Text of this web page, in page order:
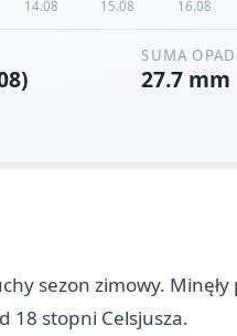
sezon zimowy.
18 stopni Celsjusza.